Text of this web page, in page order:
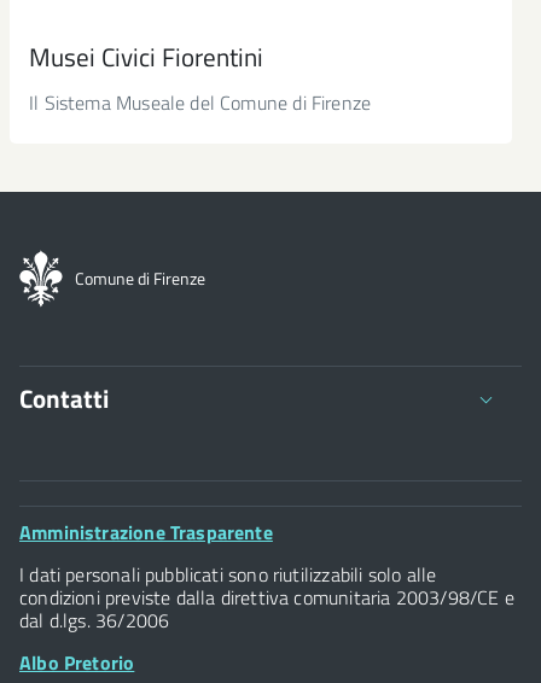
Musei Civici Fiorentini
Il Sistema Museale del Comune di Firenze
Comune di Firenze
Contatti
Comune di Firenze
Palazzo Vecchio
Piazza della Signoria - 50122, Firenze
P.IVA 01307110484
Footer
Amministrazione Trasparente
I dati personali pubblicati sono riutilizzabili solo alle
condizioni previste dalla direttiva comunitaria 2003/98/CE e
dal d.lgs. 36/2006
Albo Pretorio